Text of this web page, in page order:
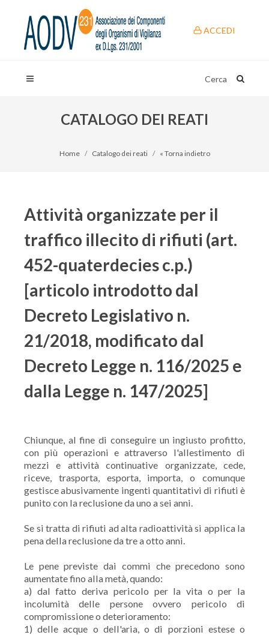
ACCEDI
Cerca
CATALOGO DEI REATI
Home Catalogo dei reati « Torna indietro
Attività organizzate per il
traffico illecito di rifiuti (art.
452-quaterdecies c.p.)
[articolo introdotto dal
Decreto Legislativo n.
21/2018, modificato dal
Decreto Legge n. 116/2025 e
dalla Legge n. 147/2025]
Chiunque, al fine di conseguire un ingiusto profitto,
con più operazioni e attraverso l'allestimento di
mezzi e attività continuative organizzate, cede,
riceve, trasporta, esporta, importa, o comunque
gestisce abusivamente ingenti quantitativi di rifiuti è
punito con la reclusione da uno a sei anni.
Se si tratta di rifiuti ad alta radioattività si applica la
pena della reclusione da tre a otto anni.
Le pene previste dai commi che precedono sono
aumentate fino alla metà, quando:
a) dal fatto deriva pericolo per la vita o per la
incolumità delle persone ovvero pericolo di
compromissione o deterioramento:
1) delle acque o dell'aria, o di porzioni estese o